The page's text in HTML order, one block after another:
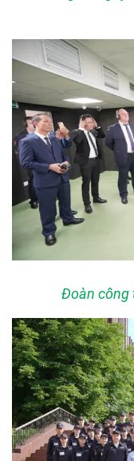
Đoàn công